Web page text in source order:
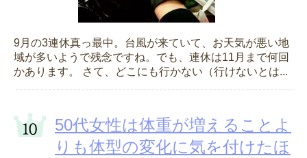
9月の3連休真っ最中。台風が来ていて、お天気が悪い地
域が多いようで残念ですね。でも、連休は11月まで何回
かあります。 さて、どこにも行かない（行けないとは...
50代女性は体重が増えることよ
りも体型の変化に気を付けたほ